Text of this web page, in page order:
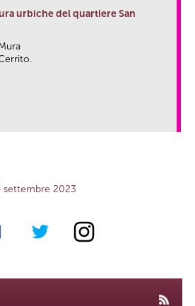
urbiche del quartiere San
settembre 2023